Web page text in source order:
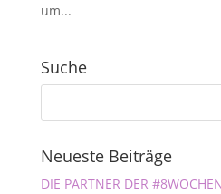
um...
Suche
Neueste Beiträge
DIE PARTNER DER